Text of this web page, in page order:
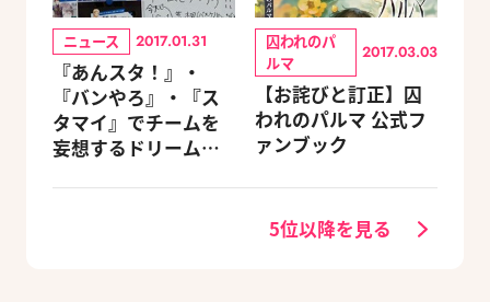
ニュース 2017.01.31
『あんスタ！』・
『バンやろ』・『ス
タマイ』でチームを
妄想するドリーム会
囚われのパ
ルマ
2017.03.03
【お詫びと訂正】囚
われのパルマ 公式フ
ァンブック
5位以降を見る